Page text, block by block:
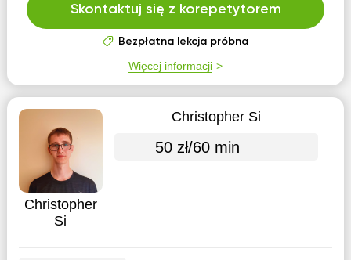
Skontaktuj się z korepetytorem
Bezpłatna lekcja próbna
Więcej informacji
Christopher
Si
Christopher Si
50 zł/60 min